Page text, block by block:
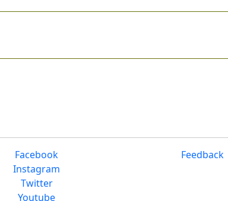
Facebook
Instagram
Twitter
Youtube
Feedback